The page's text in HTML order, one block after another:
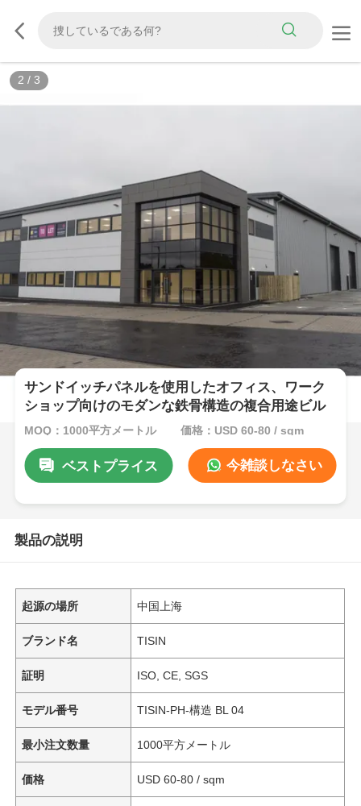
3 / 3
サンドイッチパネルを使用したオフィス、ワーク
ショップ向けのモダンな鉄骨構造の複合用途ビル
MOQ：1000平方メートル 価格：USD 60-80 / sqm
ベストプライス 今雑談しなさい
製品の説明
起源の場所 中国上海
ブランド名 TISIN
証明 ISO, CE, SGS
モデル番号 TISIN-PH-構造 BL 04
最小注文数量 1000平方メートル
価格 USD 60-80 / sqm